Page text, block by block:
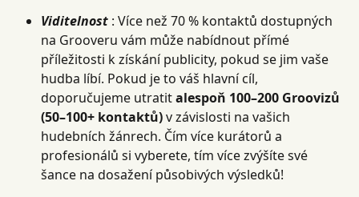
Viditelnost : Více než 70 % kontaktů dostupných
na Grooveru vám může nabídnout přímé
příležitosti k získání publicity, pokud se jim vaše
hudba líbí. Pokud je to váš hlavní cíl,
doporučujeme utratit alespoň 100–200 Groovizů
(50–100+ kontaktů) v závislosti na vašich
hudebních žánrech. Čím více kurátorů a
profesionálů si vyberete, tím více zvýšíte své
šance na dosažení působivých výsledků!